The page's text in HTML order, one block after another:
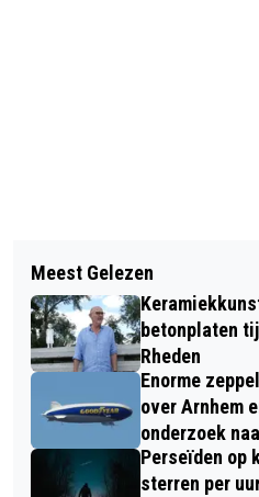
EXPOSITIE
KREEFTMEIJER-
'MAAK JE NIET
OVER PIEKEREN IN
Meest Gelezen
betonplaten
Rheden
Enorme
over Arnhem
onderzoek
Perseïden op
sterren per